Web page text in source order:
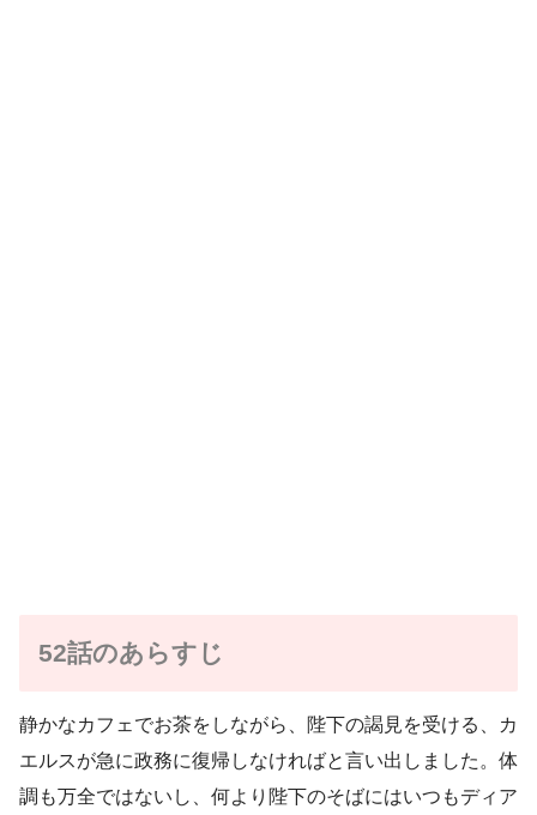
52話のあらすじ
静かなカフェでお茶をしながら、陛下の謁見を受ける、カ
エルスが急に政務に復帰しなければと言い出しました。体
調も万全ではないし、何より陛下のそばにはいつもディア